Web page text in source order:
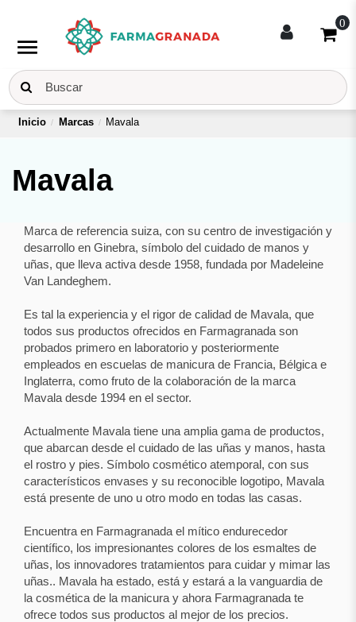
menu
0
Inicio Marcas Mavala
Mavala
Marca de referencia suiza, con su centro de investigación y
desarrollo en Ginebra, símbolo del cuidado de manos y
uñas, que lleva activa desde 1958, fundada por Madeleine
Van Landeghem.
Es tal la experiencia y el rigor de calidad de Mavala, que
todos sus productos ofrecidos en Farmagranada son
probados primero en laboratorio y posteriormente
empleados en escuelas de manicura de Francia, Bélgica e
Inglaterra, como fruto de la colaboración de la marca
Mavala desde 1994 en el sector.
Actualmente Mavala tiene una amplia gama de productos,
que abarcan desde el cuidado de las uñas y manos, hasta
el rostro y pies. Símbolo cosmético atemporal, con sus
característicos envases y su reconocible logotipo, Mavala
está presente de uno u otro modo en todas las casas.
Encuentra en Farmagranada el mítico endurecedor
científico, los impresionantes colores de los esmaltes de
uñas, los innovadores tratamientos para cuidar y mimar las
uñas.. Mavala ha estado, está y estará a la vanguardia de
la cosmética de la manicura y ahora Farmagranada te
ofrece todos sus productos al mejor de los precios.